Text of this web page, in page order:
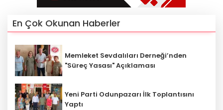
En Çok Okunan Haberler
Memleket Sevdalıları Derneği’nden
"Süreç Yasası" Açıklaması
Yeni Parti Odunpazarı İlk Toplantısını
Yaptı